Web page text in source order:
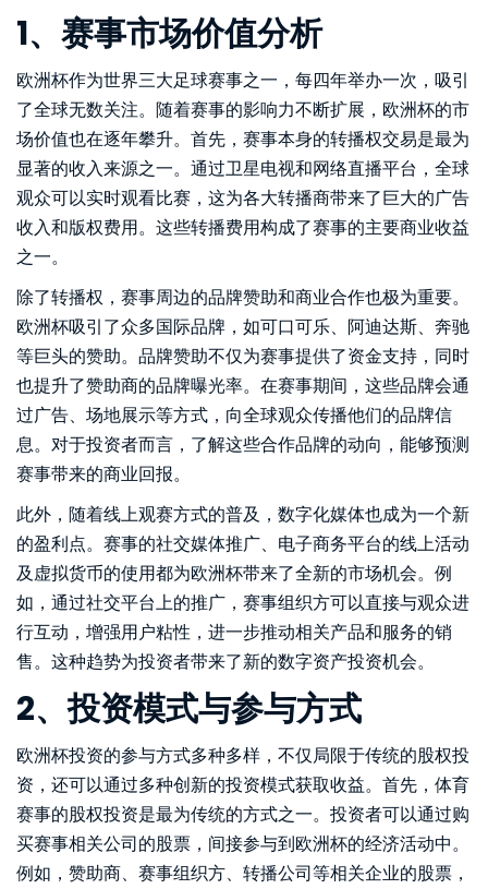
1、赛事市场价值分析
欧洲杯作为世界三大足球赛事之一，每四年举办一次，吸引
了全球无数关注。随着赛事的影响力不断扩展，欧洲杯的市
场价值也在逐年攀升。首先，赛事本身的转播权交易是最为
显著的收入来源之一。通过卫星电视和网络直播平台，全球
观众可以实时观看比赛，这为各大转播商带来了巨大的广告
收入和版权费用。这些转播费用构成了赛事的主要商业收益
之一。
除了转播权，赛事周边的品牌赞助和商业合作也极为重要。
欧洲杯吸引了众多国际品牌，如可口可乐、阿迪达斯、奔驰
等巨头的赞助。品牌赞助不仅为赛事提供了资金支持，同时
也提升了赞助商的品牌曝光率。在赛事期间，这些品牌会通
过广告、场地展示等方式，向全球观众传播他们的品牌信
息。对于投资者而言，了解这些合作品牌的动向，能够预测
赛事带来的商业回报。
此外，随着线上观赛方式的普及，数字化媒体也成为一个新
的盈利点。赛事的社交媒体推广、电子商务平台的线上活动
及虚拟货币的使用都为欧洲杯带来了全新的市场机会。例
如，通过社交平台上的推广，赛事组织方可以直接与观众进
行互动，增强用户粘性，进一步推动相关产品和服务的销
售。这种趋势为投资者带来了新的数字资产投资机会。
2、投资模式与参与方式
欧洲杯投资的参与方式多种多样，不仅局限于传统的股权投
资，还可以通过多种创新的投资模式获取收益。首先，体育
赛事的股权投资是最为传统的方式之一。投资者可以通过购
买赛事相关公司的股票，间接参与到欧洲杯的经济活动中。
例如，赞助商、赛事组织方、转播公司等相关企业的股票，